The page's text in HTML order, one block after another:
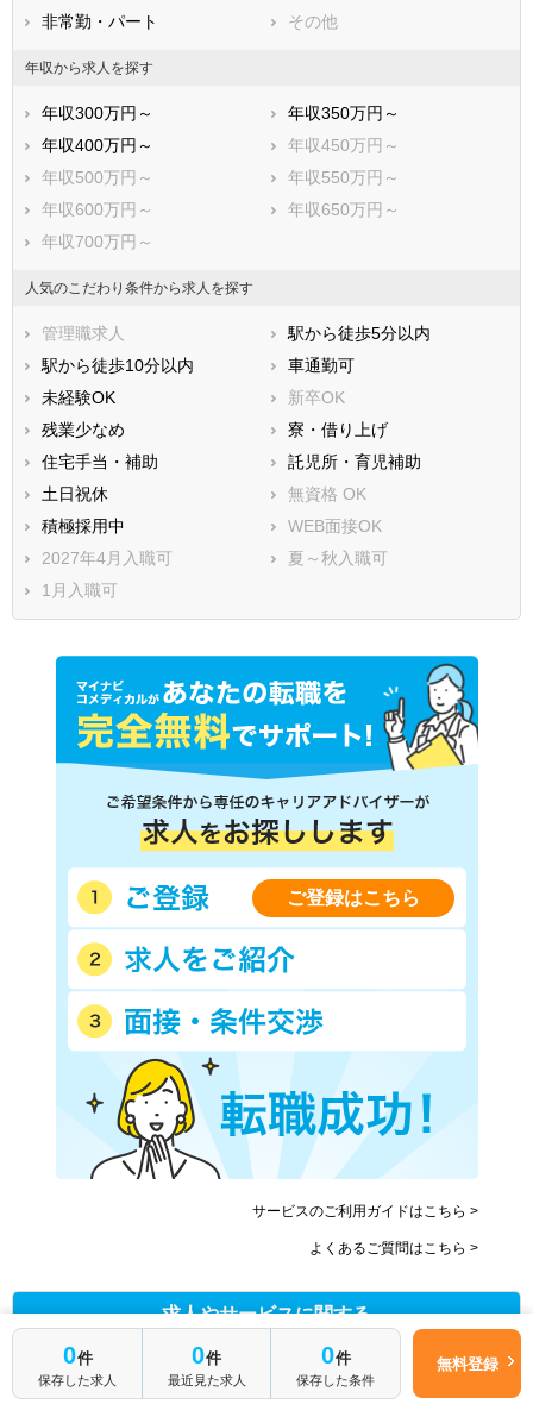
0件
保存した求人
0件
最近見た求人
0件
保存した条件
無料登録
非常勤・パート
その他
年収から求人を探す
年収300万円～
年収350万円～
年収400万円～
年収450万円～
年収500万円～
年収550万円～
年収600万円～
年収650万円～
年収700万円～
人気のこだわり条件から求人を探す
管理職求人
駅から徒歩5分以内
駅から徒歩10分以内
車通勤可
未経験OK
新卒OK
残業少なめ
寮・借り上げ
住宅手当・補助
託児所・育児補助
土日祝休
無資格 OK
積極採用中
WEB面接OK
2027年4月入職可
夏～秋入職可
1月入職可
ご登録はこちら
サービスのご利用ガイドはこちら >
よくあるご質問はこちら >
求人やサービスに関する
お問い合わせはお電話も便利です
0120-941-651